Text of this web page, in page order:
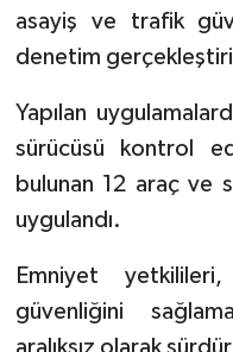
asayiş ve trafik
denetim
Yapılan
sürücüsü kontrol
bulunan 12 araç ve
uygulandı.
Emniyet
güvenliğini
aralıksız olarak
RESMİ İLANLAR
SAĞLIK
Tarihi Yapılarımız
Türkiye